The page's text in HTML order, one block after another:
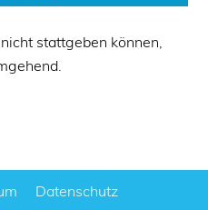
stattgeben können,
Datenschutz